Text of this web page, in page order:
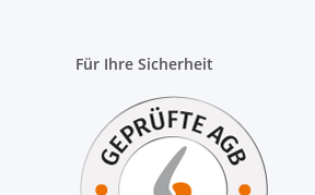
Für Ihre Sicherheit